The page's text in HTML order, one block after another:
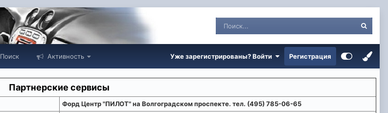
Поиск Активность Уже зарегистрированы? Войти Регистрация
Партнерские сервисы
Форд Центр "ПИЛОТ" на Волгоградском проспекте. тел. (495) 785-06-65